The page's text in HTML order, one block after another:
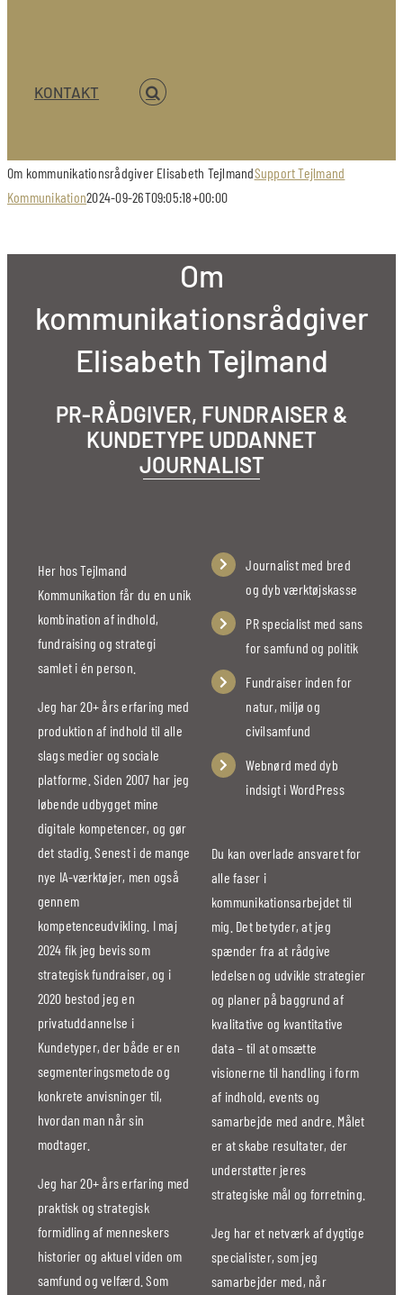
KONTAKT
Om kommunikationsrådgiver Elisabeth TejlmandSupport Tejlmand
Kommunikation2024-09-26T09:05:18+00:00
Om
kommunikationsrådgiver
Elisabeth Tejlmand
PR-RÅDGIVER, FUNDRAISER &
KUNDETYPE UDDANNET
JOURNALIST
Her hos Tejlmand
Kommunikation får du en unik
kombination af indhold,
fundraising og strategi
samlet i én person.
Jeg har 20+ års erfaring med
produktion af indhold til alle
slags medier og sociale
platforme. Siden 2007 har jeg
løbende udbygget mine
digitale kompetencer, og gør
det stadig. Senest i de mange
nye IA-værktøjer, men også
gennem
kompetenceudvikling. I maj
2024 fik jeg bevis som
strategisk fundraiser, og i
2020 bestod jeg en
privatuddannelse i
Kundetyper, der både er en
segmenteringsmetode og
konkrete anvisninger til,
hvordan man når sin
modtager.
Jeg har 20+ års erfaring med
praktisk og strategisk
formidling af menneskers
historier og aktuel viden om
samfund og velfærd. Som
Journalist med bred
og dyb værktøjskasse
PR specialist med sans
for samfund og politik
Fundraiser inden for
natur, miljø og
civilsamfund
Webnørd med dyb
indsigt i WordPress
Du kan overlade ansvaret for
alle faser i
kommunikationsarbejdet til
mig. Det betyder, at jeg
spænder fra at rådgive
ledelsen og udvikle strategier
og planer på baggrund af
kvalitative og kvantitative
data – til at omsætte
visionerne til handling i form
af indhold, events og
samarbejde med andre. Målet
er at skabe resultater, der
understøtter jeres
strategiske mål og forretning.
Jeg har et netværk af dygtige
specialister, som jeg
samarbejder med, når